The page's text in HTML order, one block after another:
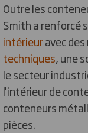
Outre les
Smith a renforcé
intérieuravec
techniques, une
le secteur
l'intérieur de
conteneurs
pièces.